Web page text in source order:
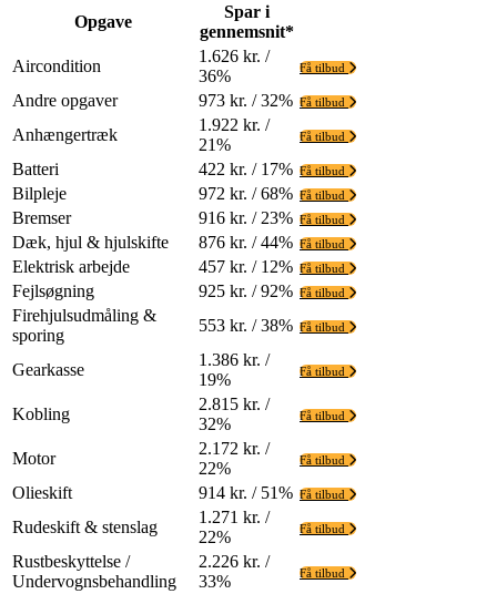
Opgave
Spar i
gennemsnit*
Aircondition
1.626 kr. /
36%
Få tilbud
Andre opgaver 973 kr. / 32% Få tilbud
Anhængertræk
1.922 kr. /
21%
Få tilbud
Batteri 422 kr. / 17% Få tilbud
Bilpleje 972 kr. / 68% Få tilbud
Bremser 916 kr. / 23% Få tilbud
Dæk, hjul & hjulskifte 876 kr. / 44% Få tilbud
Elektrisk arbejde 457 kr. / 12% Få tilbud
Fejlsøgning 925 kr. / 92% Få tilbud
Firehjulsudmåling &
sporing
553 kr. / 38% Få tilbud
Gearkasse
1.386 kr. /
19%
Få tilbud
Kobling
2.815 kr. /
32%
Få tilbud
Motor
2.172 kr. /
22%
Få tilbud
Olieskift 914 kr. / 51% Få tilbud
Rudeskift & stenslag
1.271 kr. /
22%
Få tilbud
Rustbeskyttelse /
Undervognsbehandling
2.226 kr. /
33%
Få tilbud